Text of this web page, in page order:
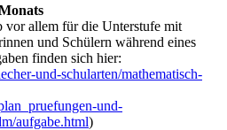
vor allem für die Unterstufe mit
und Schülern während eines
finden sich hier:
und-schularten/mathematisch-
und-
aufgabe.html)